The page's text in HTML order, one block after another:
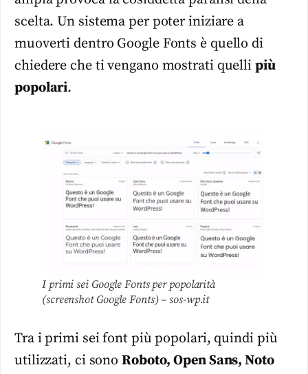
scelta. Un sistema per poter iniziare a
muoverti dentro Google Fonts è quello di
chiedere che ti vengano mostrati quelli più
popolari.
I primi sei Google Fonts per popolarità
(screenshot Google Fonts) – sos-wp.it
Tra i primi sei font più popolari, quindi più
utilizzati, ci sono Roboto, Open Sans, Noto